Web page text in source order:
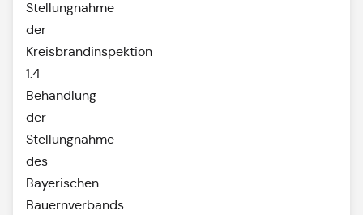
Stellungnahme
der
Kreisbrandinspektion
1.4
Behandlung
der
Stellungnahme
des
Bayerischen
Bauernverbands